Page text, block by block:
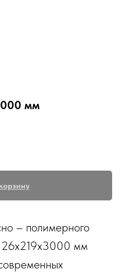
мм
– полимерного
26x219x3000 мм